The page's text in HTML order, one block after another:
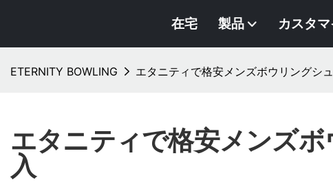
在宅 製品 カスタ
ETERNITY BOWLING エタニティで格安メンズボウリングシ
エタニティで格安メンズ
入